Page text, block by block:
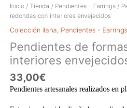
Inicio / Tienda / Pendientes - Earrings /
redondas con interiores envejecidos
Colección ilana Pendientes - Earrings
Pendientes de
interiores
33,00€
Pendientes artesanales realizados en